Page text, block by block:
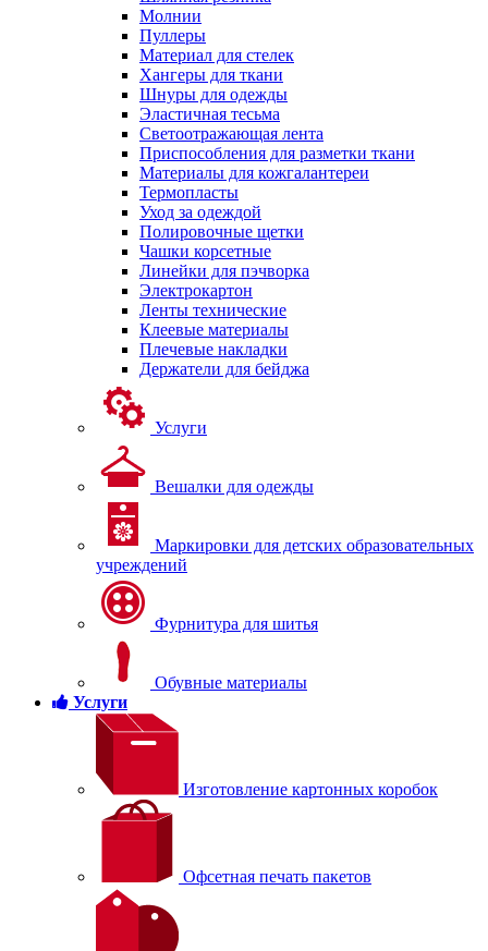
Молнии
Пуллеры
Материал для стелек
Хангеры для ткани
Шнуры для одежды
Эластичная тесьма
Светоотражающая лента
Приспособления для разметки ткани
Материалы для кожгалантереи
Термопласты
Уход за одеждой
Полировочные щетки
Чашки корсетные
Линейки для пэчворка
Электрокартон
Ленты технические
Клеевые материалы
Плечевые накладки
Держатели для бейджа
Услуги
Вешалки для одежды
Маркировки для детских образовательных
учреждений
Фурнитура для шитья
Обувные материалы
Услуги
Изготовление картонных коробок
Офсетная печать пакетов